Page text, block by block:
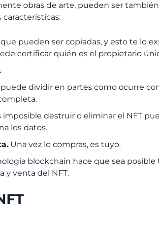
obras de arte, pueden ser
pueden ser copiadas, y esto te lo
certificar quién es el propietario
puede dividir en partes como ocurre
imposible destruir o eliminar el NFT
los datos.
Una vez lo compras, es tuyo.
blockchain hace que sea
y venta del NFT.